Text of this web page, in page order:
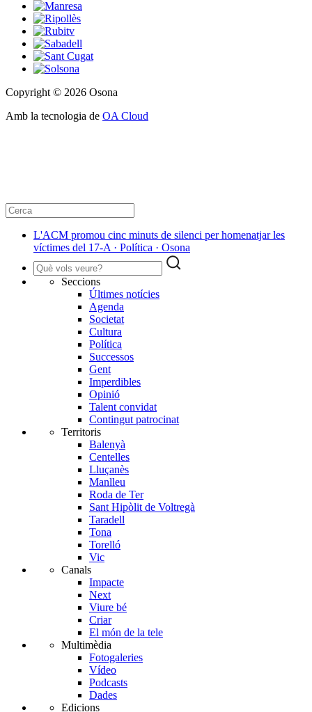
Copyright © 2026 Osona
Amb la tecnologia de OA Cloud
L'ACM promou cinc minuts de silenci per homenatjar les
víctimes del 17-A · Política · Osona
Seccions
Últimes notícies
Agenda
Societat
Cultura
Política
Successos
Gent
Imperdibles
Opinió
Talent convidat
Contingut patrocinat
Territoris
Balenyà
Centelles
Lluçanès
Manlleu
Roda de Ter
Sant Hipòlit de Voltregà
Taradell
Tona
Torelló
Vic
Canals
Impacte
Next
Viure bé
Criar
El món de la tele
Multimèdia
Fotogaleries
Vídeo
Podcasts
Dades
Edicions